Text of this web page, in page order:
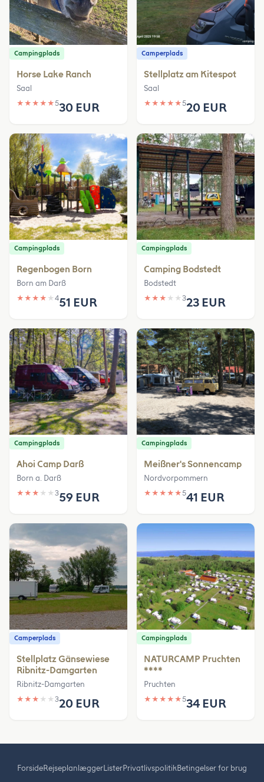
Campingplads
Horse Lake Ranch
Saal
★ ★ ★ ★ ★530 EUR
Camperplads
Stellplatz am Kitespot
Saal
★ ★ ★ ★ ★520 EUR
Campingplads
Regenbogen Born
Born am Darß
★ ★ ★ ★ ★ 451 EUR
Campingplads
Camping Bodstedt
Bodstedt
★ ★ ★ ★ ★ 323 EUR
Campingplads
Ahoi Camp Darß
Born a. Darß
★ ★ ★ ★ ★ 359 EUR
Campingplads
Meißner's Sonnencamp
Nordvorpommern
★ ★ ★ ★ ★541 EUR
Camperplads
Stellplatz Gänsewiese
Ribnitz-Damgarten
Ribnitz-Damgarten
★ ★ ★ ★ ★ 320 EUR
Campingplads
NATURCAMP Pruchten
****
Pruchten
★ ★ ★ ★ ★534 EUR
ForsideRejseplanlæggerListerPrivatlivspolitikBetingelser for brug